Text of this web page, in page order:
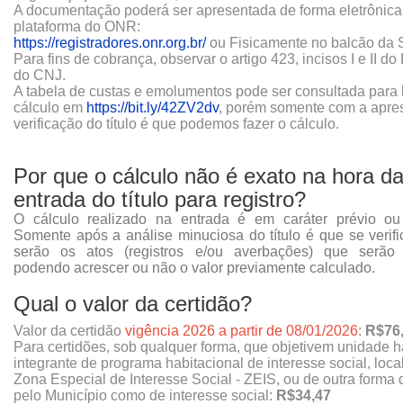
A documentação poderá ser apresentada de forma
plataforma do ONR:
https://registradores.onr.org.br/ou Fisicamente no balcão da
Para fins de cobrança, observar o artigo 423, incisos I e II do
do CNJ.
A tabela de custas e emolumentos pode ser consultada para
cálculo em https://bit.ly/42ZV2dv, porém somente com a
verificação do título é que podemos fazer o cálculo.
Por que o cálculo não é exato na hora da
entrada do título para registro?
O cálculo realizado na entrada é em caráter prévio ou
Somente após a análise minuciosa do título é que se
serão os atos (registros e/ou averbações) que serão
podendo acrescer ou não o valor previamente calculado.
Qual o valor da certidão?
Valor da certidão vigência 2026 a partir de 08/01/2026:
Para certidões, sob qualquer forma, que objetivem unidade
integrante de programa habitacional de interesse social,
Zona Especial de Interesse Social - ZEIS, ou de outra forma
pelo Município como de interesse social: R$34,47